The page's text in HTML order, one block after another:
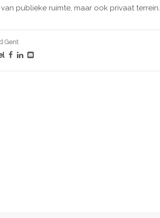
publieke ruimte, maar ook privaat terrein.
Gent